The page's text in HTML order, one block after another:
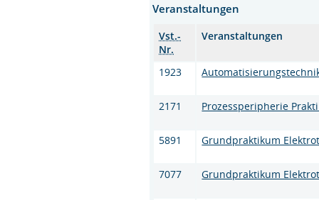
Veranstaltungen
Vst.-
Nr.
Veranstaltungen
1923
2171 Prozessperipherie
5891 Grundpraktikum
7077 Grundpraktikum